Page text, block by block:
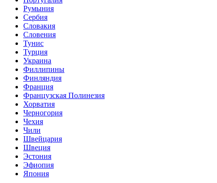
Румыния
Сербия
Словакия
Словения
Тунис
Турция
Украина
Филлипины
Финляндия
Франция
Французская Полинезия
Хорватия
Черногория
Чехия
Чили
Швейцария
Швеция
Эстония
Эфиопия
Япония